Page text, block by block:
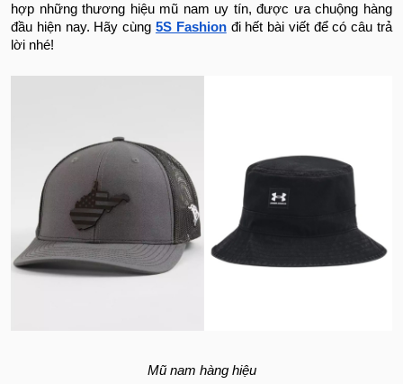
hợp những thương hiệu mũ nam uy tín, được ưa chuộng hàng
đầu hiện nay. Hãy cùng 5S Fashionđi hết bài viết để có câu trả
lời nhé!
Mũ nam hàng hiệu